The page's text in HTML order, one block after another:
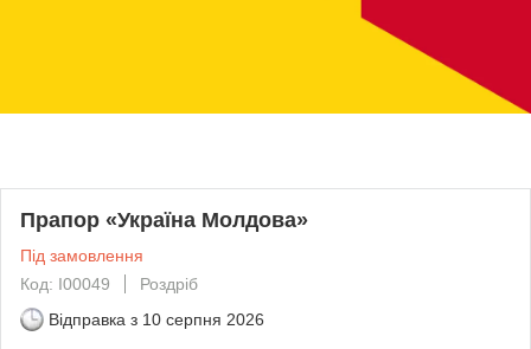
Прапор «Україна Молдова»
Під замовлення
Код: І00049
Роздріб
Відправка з 10 серпня 2026